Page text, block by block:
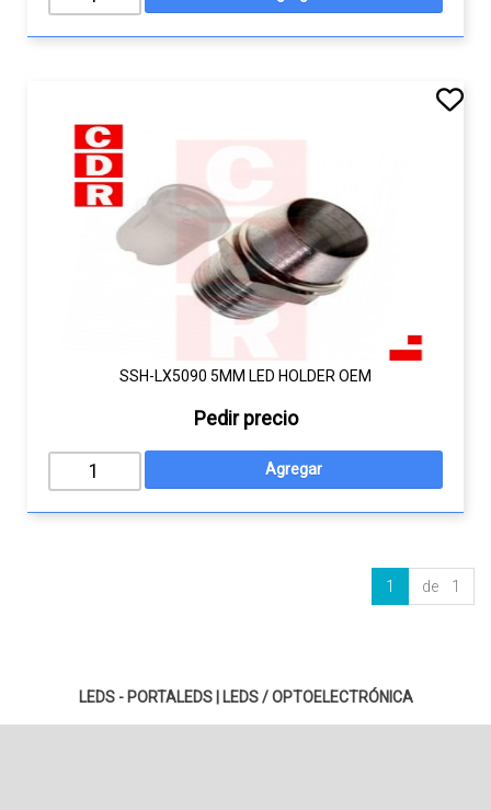
SSH-LX5090 5MM LED HOLDER OEM
Pedir precio
1 de 1
LEDS - PORTALEDS| LEDS / OPTOELECTRÓNICA